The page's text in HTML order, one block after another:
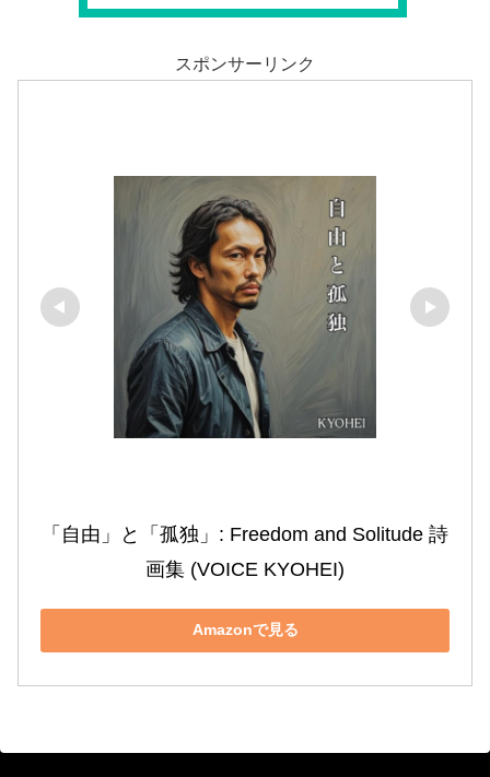
スポンサーリンク
「自由」と「孤独」: Freedom and Solitude 詩
画集 (VOICE KYOHEI)
Amazonで見る